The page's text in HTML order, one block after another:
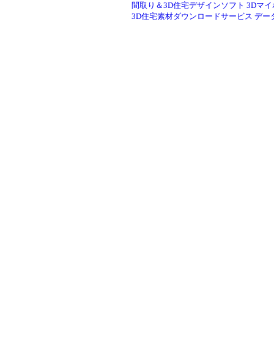
間取り＆3D住宅デザインソフト 3Dマ
3D住宅素材ダウンロードサービス デー